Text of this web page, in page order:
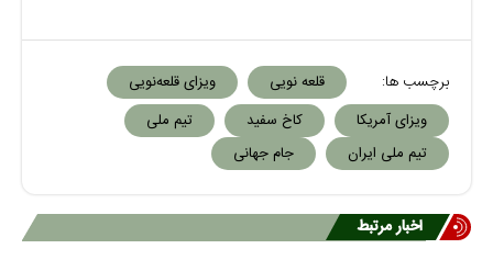
برچسب ها: قلعه نویی
ویزای قلعه‌نویی
ویزای آمریکا
کاخ سفید
تیم ملی
تیم ملی ایران
جام جهانی
اخبار مرتبط